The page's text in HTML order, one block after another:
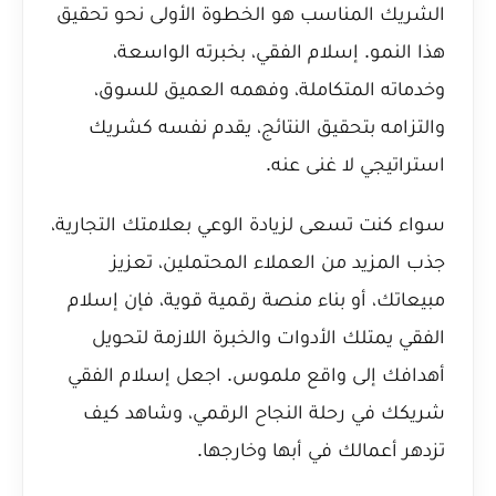
الشريك المناسب هو الخطوة الأولى نحو تحقيق
هذا النمو. إسلام الفقي، بخبرته الواسعة،
وخدماته المتكاملة، وفهمه العميق للسوق،
والتزامه بتحقيق النتائج، يقدم نفسه كشريك
استراتيجي لا غنى عنه.
سواء كنت تسعى لزيادة الوعي بعلامتك التجارية،
جذب المزيد من العملاء المحتملين، تعزيز
مبيعاتك، أو بناء منصة رقمية قوية، فإن إسلام
الفقي يمتلك الأدوات والخبرة اللازمة لتحويل
أهدافك إلى واقع ملموس. اجعل إسلام الفقي
شريكك في رحلة النجاح الرقمي، وشاهد كيف
تزدهر أعمالك في أبها وخارجها.